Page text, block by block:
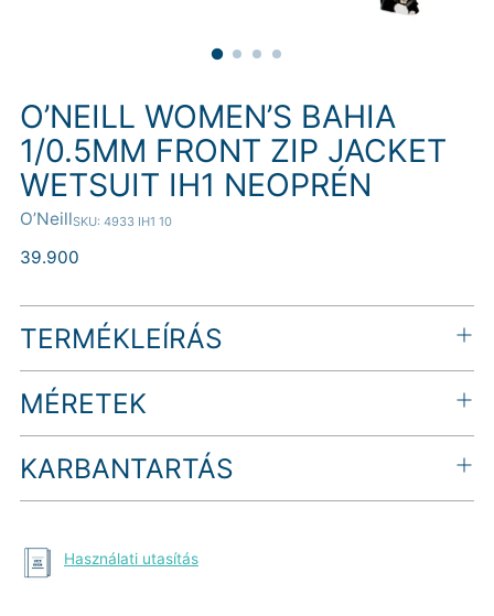
O’NEILL WOMEN’S BAHIA
1/0.5MM FRONT ZIP JACKET
WETSUIT IH1 NEOPRÉN
O’NeillSKU: 4933 IH1 10
Normál
39.900
TERMÉKLEÍRÁS
MÉRETEK
KARBANTARTÁS
Használati utasítás